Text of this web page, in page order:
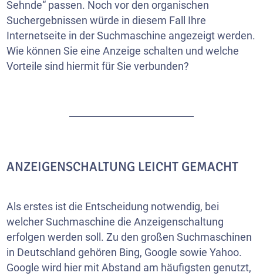
Sehnde“ passen. Noch vor den organischen
Suchergebnissen würde in diesem Fall Ihre
Internetseite in der Suchmaschine angezeigt werden.
Wie können Sie eine Anzeige schalten und welche
Vorteile sind hiermit für Sie verbunden?
ANZEIGENSCHALTUNG LEICHT GEMACHT
Als erstes ist die Entscheidung notwendig, bei
welcher Suchmaschine die Anzeigenschaltung
erfolgen werden soll. Zu den großen Suchmaschinen
in Deutschland gehören Bing, Google sowie Yahoo.
Google wird hier mit Abstand am häufigsten genutzt,